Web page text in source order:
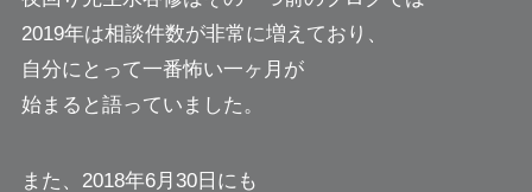
2019年は相談件数が非常に増えており、
自分にとって一番怖い一ヶ月が
始まると語っていました。
また、2018年6月30日にも